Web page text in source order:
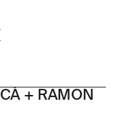
+ RAMON